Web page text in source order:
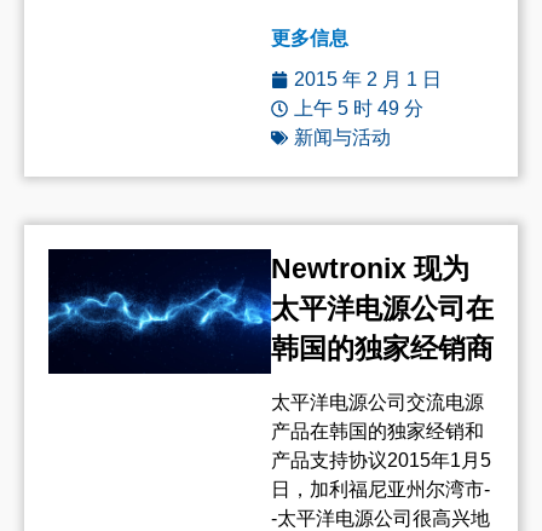
更多信息
2015 年 2 月 1 日
上午 5 时 49 分
新闻与活动
Newtronix 现为
太平洋电源公司在
韩国的独家经销商
太平洋电源公司交流电源
产品在韩国的独家经销和
产品支持协议2015年1月5
日，加利福尼亚州尔湾市-
-太平洋电源公司很高兴地